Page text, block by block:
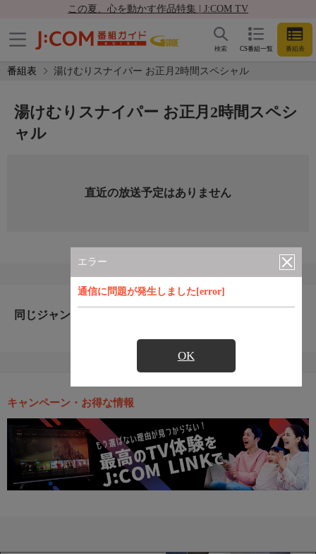
この夏、心を動かす作品特集 | J:COM TV
CS番組一覧 番組表
検索
番組表 湯けむりスナイパー お正月2時間スペシャル
エラー
通信に問題が発生しました[error]
OK
湯けむりスナイパー お正月2時間スペシ
ャル
直近の放送予定はありません
同じジャンルのおすすめ番組
キャンペーン・お得な情報